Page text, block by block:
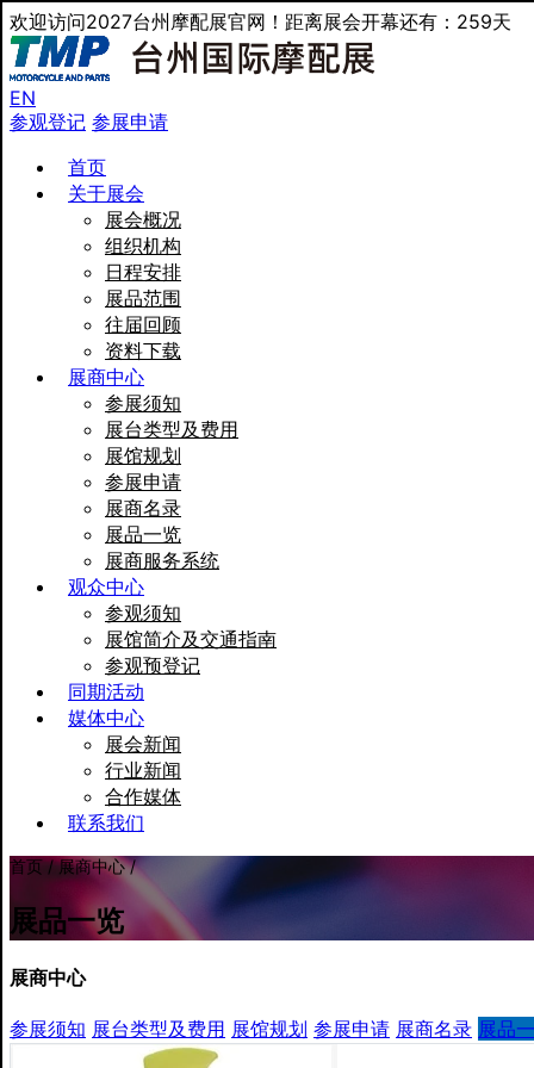
欢迎访问2027台州摩配展官网！距离展会开幕还有：259天
EN
参观登记 参展申请
首页
关于展会
展会概况
组织机构
日程安排
展品范围
往届回顾
资料下载
展商中心
参展须知
展台类型及费用
展馆规划
参展申请
展商名录
展品一览
展商服务系统
观众中心
参观须知
展馆简介及交通指南
参观预登记
同期活动
媒体中心
展会新闻
行业新闻
合作媒体
联系我们
首页 / 展商中心 /
展品一览
展商中心
参展须知 展台类型及费用 展馆规划 参展申请 展商名录 展品